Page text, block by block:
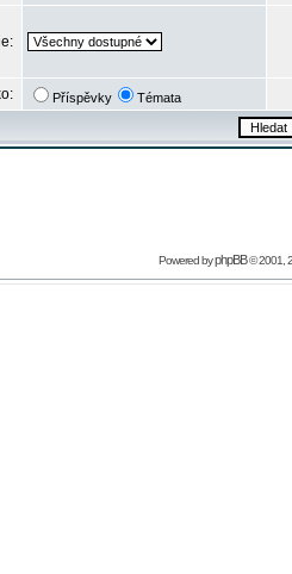
Příspěvky Témata
Powered byphpBB© 2001,